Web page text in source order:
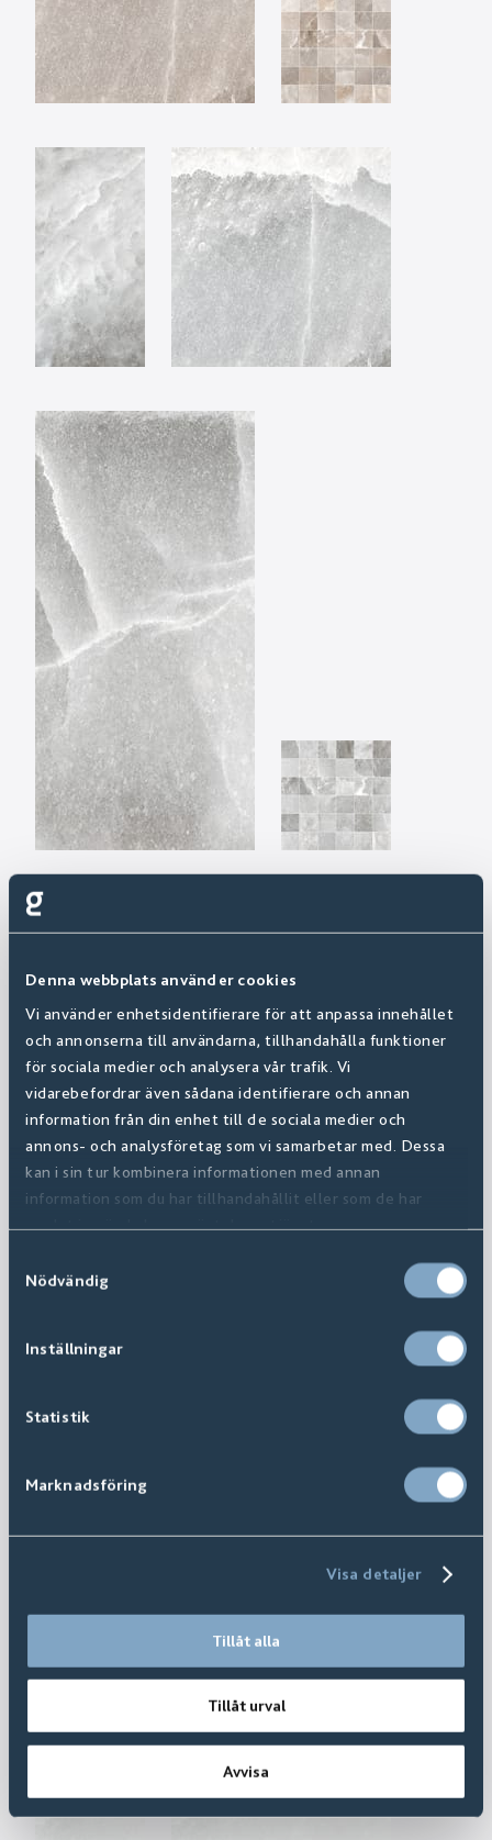
Denna webbplats använder cookies
Vi använder enhetsidentifierare för att anpassa innehållet
och annonserna till användarna, tillhandahålla funktioner
för sociala medier och analysera vår trafik. Vi
vidarebefordrar även sådana identifierare och annan
information från din enhet till de sociala medier och
annons- och analysföretag som vi samarbetar med. Dessa
kan i sin tur kombinera informationen med annan
information som du har tillhandahållit eller som de har
samlat in när du har använt deras tjänster.
Nödvändig
Inställningar
Statistik
Marknadsföring
Visa detaljer
Tillåt alla
Tillåt urval
Avvisa